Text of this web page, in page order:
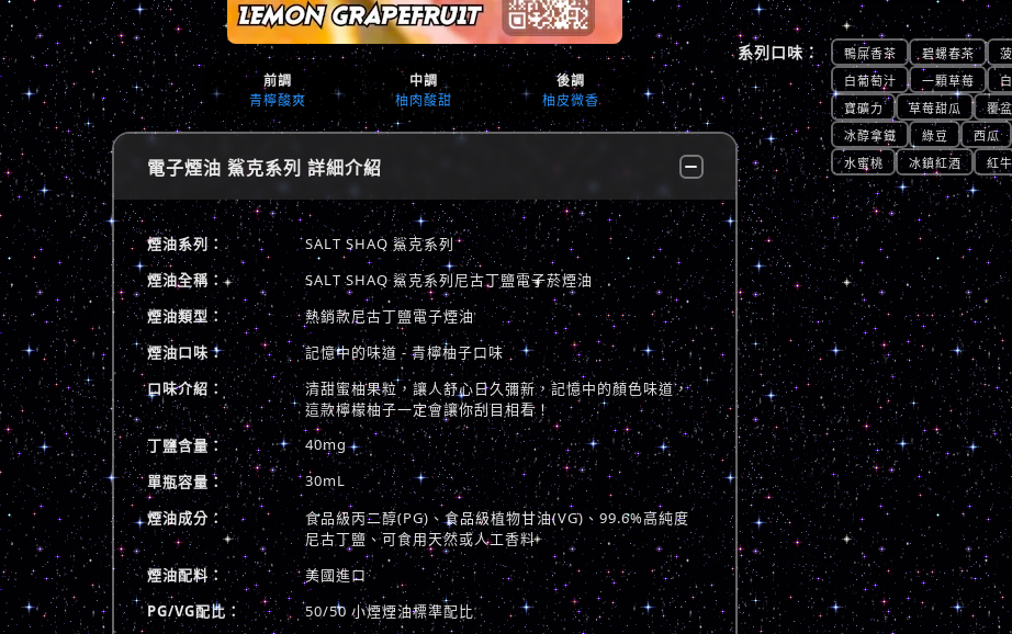
前調 中調
後調
青檸酸爽
柚肉酸甜 柚皮微香
電子煙油 鯊克系列 詳細介紹
煙油系列：
SALT SHAQ 鯊克系列
煙油全稱：
SALT SHAQ 鯊克系列尼古丁鹽電子菸煙油
煙油類型：
熱銷款尼古丁鹽電子煙油
煙油口味：
記憶中的味道 - 青檸柚子口味
口味介紹：
清甜蜜柚果粒，讓人舒心日久彌新，記憶中的顏色味道，
這款檸檬柚子一定會讓你刮目相看！
丁鹽含量：
40mg
單瓶容量：
30mL
煙油成分：
食品級丙二醇(PG)、食品級植物甘油(VG)、99.6%高純度
尼古丁鹽、可食用天然或人工香料
煙油配料：
美國進口
PG/VG配比：
50/50 小煙煙油標準配比
系列口味： 鴨屎香茶 碧螺春茶
白葡萄汁
一顆草莓
寶礦力
草莓甜瓜 覆
冰醇拿鐵
綠豆 西瓜
水蜜桃
冰鎮紅酒 紅牛